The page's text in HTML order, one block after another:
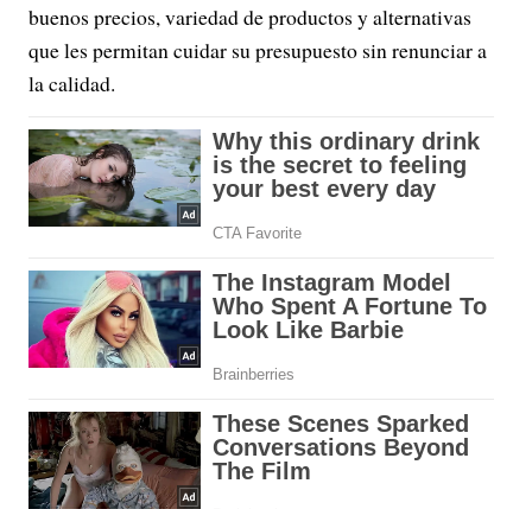
buenos precios, variedad de productos y alternativas
que les permitan cuidar su presupuesto sin renunciar a
la calidad.